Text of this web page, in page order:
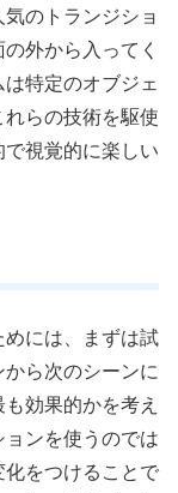
のトランジショ
外から入ってく
特定のオブジェ
らの技術を駆使
視覚的に楽しい
めには、まずは試
ら次のシーンに
効果的かを考え
ンを使うのでは
をつけることで